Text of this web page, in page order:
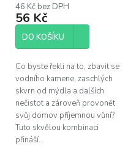
46 Kč bez DPH
56 Kč
DO KOŠÍKU
Co byste řekli na to, zbavit se
vodního kamene, zaschlých
skvrn od mýdla a dalších
nečistot a zároveň provonět
svůj domov příjemnou vůní?
Tuto skvělou kombinaci
přináší...